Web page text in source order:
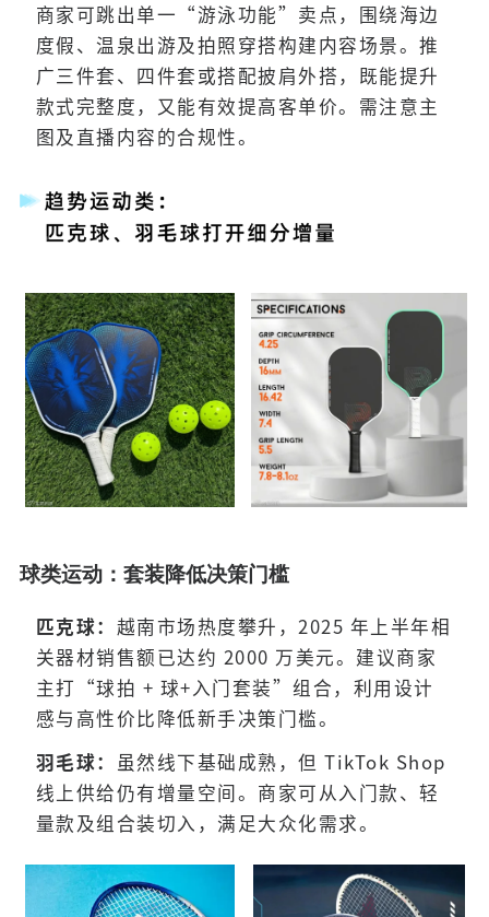
商家可跳出单一“游泳功能”卖点，围绕海边
度假、温泉出游及拍照穿搭构建内容场景。推
广三件套、四件套或搭配披肩外搭，既能提升
款式完整度，又能有效提高客单价。需注意主
图及直播内容的合规性。
球类运动：套装降低决策门槛
匹克球： 越南市场热度攀升，2025 年上半年相
关器材销售额已达约 2000 万美元。建议商家
主打“球拍 + 球+入门套装”组合，利用设计
感与高性价比降低新手决策门槛。
羽毛球： 虽然线下基础成熟，但 TikTok Shop
线上供给仍有增量空间。商家可从入门款、轻
量款及组合装切入，满足大众化需求。